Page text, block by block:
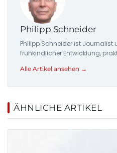
Philipp Schneider
Philipp Schneider ist
frühkindlicher Entwicklung,
Alle Artikel ansehen →
ÄHNLICHE ARTIKEL